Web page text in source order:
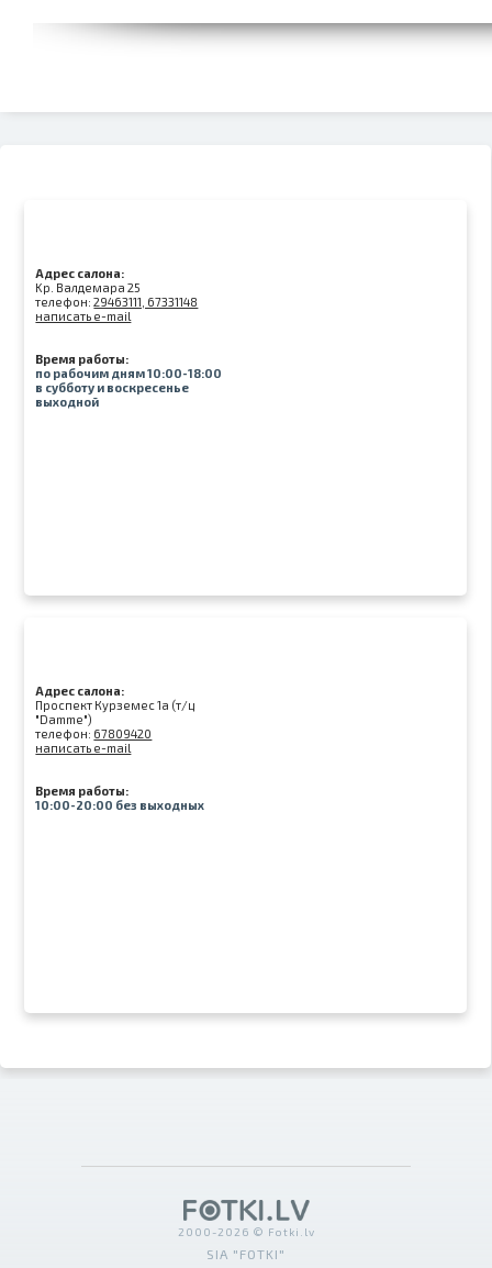
Адрес салона:
Kр. Валдемара 25
телефон:29463111, 67331148
написать e-mail
Время работы:
по рабочим дням 10:00-18:00
в субботу и воскресенье
выходной
Адрес салона:
Проспект Курземес 1а (т/ц
"Damme")
телефон: 67809420
написать e-mail
Время работы:
10:00-20:00 без выходных
2000-2026 © Fotki.lv
SIA "FOTKI"